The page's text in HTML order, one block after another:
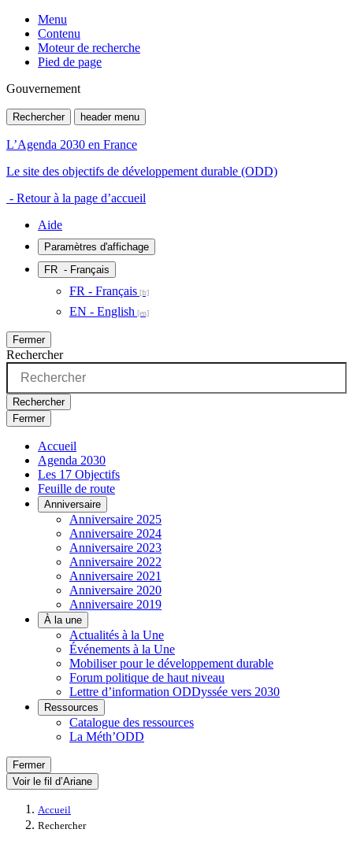
Menu
Contenu
Moteur de recherche
Pied de page
Gouvernement
Rechercher header menu
L’Agenda 2030 en France
Le site des objectifs de développement durable (ODD)
- Retour à la page d’accueil
Aide
Paramètres d'affichage
FR - Français
FR - Français
EN - English
Fermer
Rechercher
Rechercher
Fermer
Accueil
Agenda 2030
Les 17 Objectifs
Feuille de route
Anniversaire
Anniversaire 2025
Anniversaire 2024
Anniversaire 2023
Anniversaire 2022
Anniversaire 2021
Anniversaire 2020
Anniversaire 2019
À la une
Actualités à la Une
Événements à la Une
Mobiliser pour le développement durable
Forum politique de haut niveau
Lettre d’information ODDyssée vers 2030
Ressources
Catalogue des ressources
La Méth’ODD
Fermer
Voir le fil d’Ariane
Accueil
Rechercher